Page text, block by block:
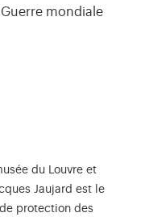
mondiale
du Louvre et
Jaujard est le
protection des